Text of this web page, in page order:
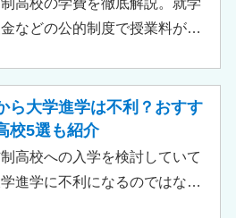
高校の学費を徹底解説。就学
などの公的制度で授業料が実
申請時の注意点などをわかり
解説します。費用負担を抑え
のでチェックしてみましょ
ら大学進学は不利？おすす
校5選も紹介
高校への入学を検討していて
学進学に不利になるのではない